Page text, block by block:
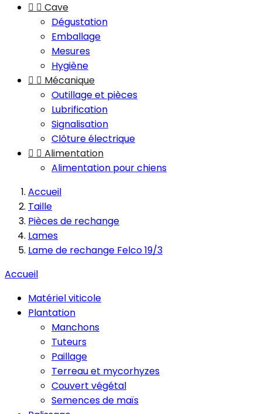
  Cave
Dégustation
Emballage
Mesures
Hygiène
  Mécanique
Outillage et pièces
Lubrification
Signalisation
Clôture électrique
  Alimentation
Alimentation pour chiens
Accueil
Taille
Pièces de rechange
Lames
Lame de rechange Felco 19/3
Accueil
Matériel viticole
Plantation
Manchons
Tuteurs
Paillage
Terreau et mycorhyzes
Couvert végétal
Semences de maïs